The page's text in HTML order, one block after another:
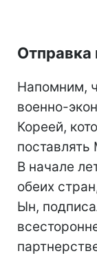
Напомним,
военно-
Кореей,
В начале
обеих
Ын,